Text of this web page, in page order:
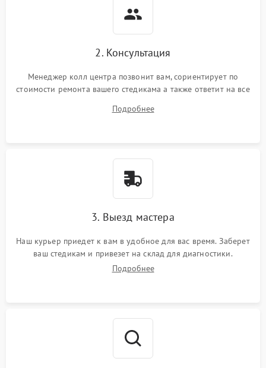
2. Консультация
Менеджер колл центра позвонит вам, сориентирует по
стоимости ремонта вашего стедикама а также ответит на все
Подробнее
3. Выезд мастера
Наш курьер приедет к вам в удобное для вас время. Заберет
ваш стедикам и привезет на склад для диагностики.
Подробнее